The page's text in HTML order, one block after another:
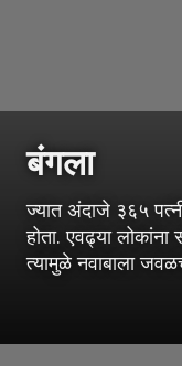
बंगला
ज्यात अंदाजे ३६५
होता. एवढ्या
त्यामुळे नवाबाला